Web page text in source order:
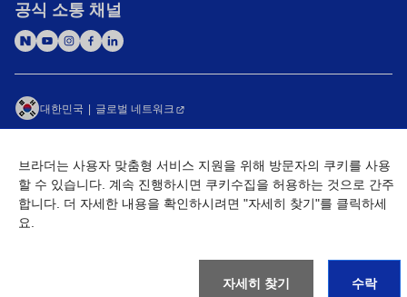
브라더는 사용자 맞춤형 서비스 지원을 위해 방문자의 쿠키를 사용
할 수 있습니다. 계속 진행하시면 쿠키수집을 허용하는 것으로 간주
합니다. 더 자세한 내용을 확인하시려면 "자세히 찾기"를 클릭하세
요.
자세히 찾기 수락
공식 소통 채널
대한민국 글로벌 네트워크
개인정보취급방침 (Brother Industries, Ltd.)
Go to Global Site
©2026 BROTHER INTERNATIONAL KOREA CO., LTD. All Rights